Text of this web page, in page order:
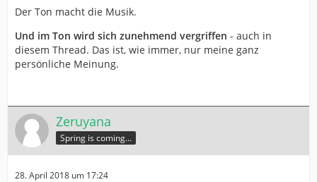
Der Ton macht die Musik.
Und im Ton wird sich zunehmend vergriffen - auch in
diesem Thread. Das ist, wie immer, nur meine ganz
persönliche Meinung.
Zeruyana
Spring is coming...
28. April 2018 um 17:24